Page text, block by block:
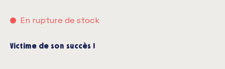
En rupture de stock
Victime de son succès !